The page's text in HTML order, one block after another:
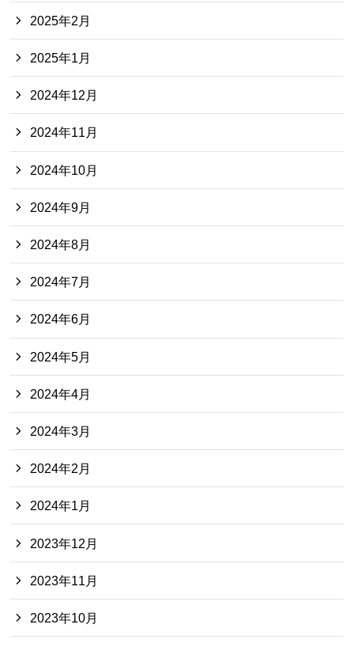
2025年2月
2025年1月
2024年12月
2024年11月
2024年10月
2024年9月
2024年8月
2024年7月
2024年6月
2024年5月
2024年4月
2024年3月
2024年2月
2024年1月
2023年12月
2023年11月
2023年10月